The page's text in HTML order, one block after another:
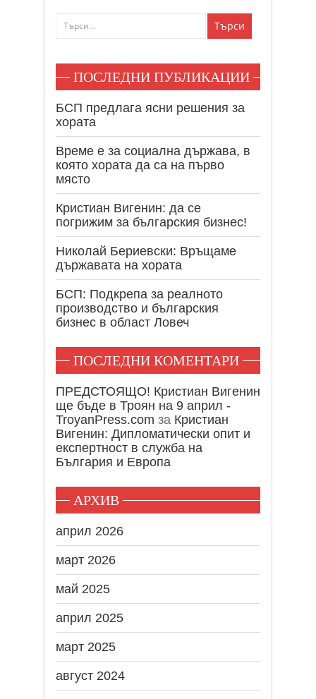
ПОСЛЕДНИ ПУБЛИКАЦИИ
БСП предлага ясни решения за
хората
Време е за социална държава, в
която хората да са на първо
място
Кристиан Вигенин: да се
погрижим за българския бизнес!
Николай Бериевски: Връщаме
държавата на хората
БСП: Подкрепа за реалното
производство и българския
бизнес в област Ловеч
ПОСЛЕДНИ КОМЕНТАРИ
ПРЕДСТОЯЩО! Кристиан Вигенин
ще бъде в Троян на 9 април -
TroyanPress.com за Кристиан
Вигенин: Дипломатически опит и
експертност в служба на
България и Европа
АРХИВ
април 2026
март 2026
май 2025
април 2025
март 2025
август 2024